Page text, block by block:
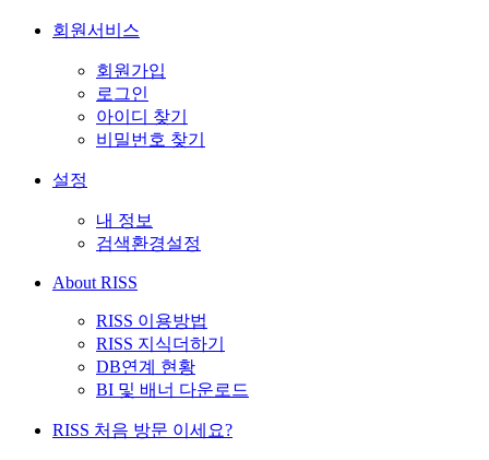
회원서비스
회원가입
로그인
아이디 찾기
비밀번호 찾기
설정
내 정보
검색환경설정
About RISS
RISS 이용방법
RISS 지식더하기
DB연계 현황
BI 및 배너 다운로드
RISS 처음 방문 이세요?